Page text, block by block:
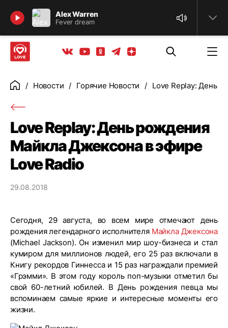
Alex Warren
Fever dream
Найти
Вконтакте
YoutubeОдноклассники
ТелеграмЯндекс дзен
ГлавнаяНовости Горячие Новости Love Replay: День
Love Replay: День рождения
Майкла Джексона в эфире
Love Radio
29.08.2018
Сегодня, 29 августа, во всем мире отмечают день
рождения легендарного исполнителя Майкла Джексона
(Michael Jackson). Он изменил мир шоу-бизнеса и стал
кумиром для миллионов людей, его 25 раз включали в
Книгу рекордов Гиннесса и 15 раз награждали премией
«Грэмми». В этом году король поп-музыки отметил бы
свой 60-летний юбилей. В День рождения певца мы
вспоминаем самые яркие и интересные моменты его
жизни.